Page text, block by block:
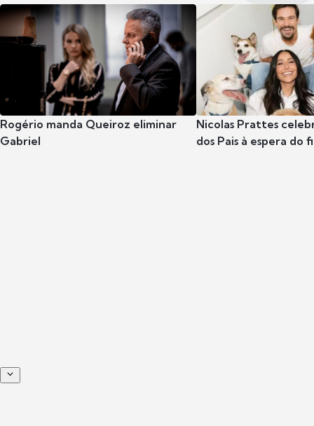
Rogério manda Queiroz eliminar
Gabriel
Nicolas Prattes
dos Pais à espera do